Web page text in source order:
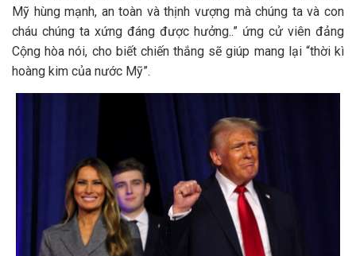
Mỹ hùng mạnh, an toàn và thịnh vượng mà chúng ta và con
cháu chúng ta xứng đáng được hưởng..” ứng cử viên đảng
Cộng hòa nói, cho biết chiến thắng sẽ giúp mang lại “thời kì
hoàng kim của nước Mỹ”.